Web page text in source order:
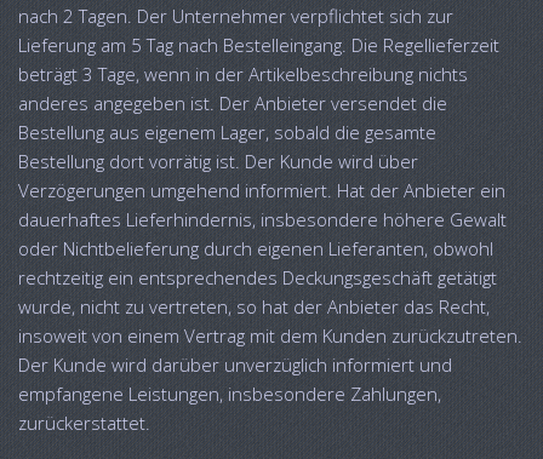
nach 2 Tagen. Der Unternehmer verpflichtet sich zur
Lieferung am 5 Tag nach Bestelleingang. Die Regellieferzeit
beträgt 3 Tage, wenn in der Artikelbeschreibung nichts
anderes angegeben ist. Der Anbieter versendet die
Bestellung aus eigenem Lager, sobald die gesamte
Bestellung dort vorrätig ist. Der Kunde wird über
Verzögerungen umgehend informiert. Hat der Anbieter ein
dauerhaftes Lieferhindernis, insbesondere höhere Gewalt
oder Nichtbelieferung durch eigenen Lieferanten, obwohl
rechtzeitig ein entsprechendes Deckungsgeschäft getätigt
wurde, nicht zu vertreten, so hat der Anbieter das Recht,
insoweit von einem Vertrag mit dem Kunden zurückzutreten.
Der Kunde wird darüber unverzüglich informiert und
empfangene Leistungen, insbesondere Zahlungen,
zurückerstattet.